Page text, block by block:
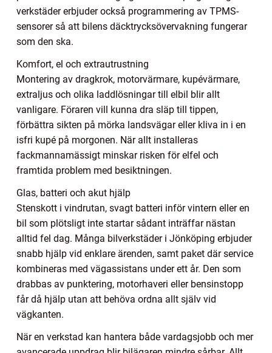
verkstäder erbjuder också programmering av TPMS-
sensorer så att bilens däcktrycksövervakning fungerar
som den ska.
Komfort, el och extrautrustning
Montering av dragkrok, motorvärmare, kupévärmare,
extraljus och olika laddlösningar till elbil blir allt
vanligare. Föraren vill kunna dra släp till tippen,
förbättra sikten på mörka landsvägar eller kliva in i en
isfri kupé på morgonen. När allt installeras
fackmannamässigt minskar risken för elfel och
framtida problem med besiktningen.
Glas, batteri och akut hjälp
Stenskott i vindrutan, svagt batteri inför vintern eller en
bil som plötsligt inte startar sådant inträffar nästan
alltid fel dag. Många bilverkstäder i Jönköping erbjuder
snabb hjälp vid enklare ärenden, samt paket där service
kombineras med vägassistans under ett år. Den som
drabbas av punktering, motorhaveri eller bensinstopp
får då hjälp utan att behöva ordna allt själv vid
vägkanten.
När en verkstad kan hantera både vardagsjobb och mer